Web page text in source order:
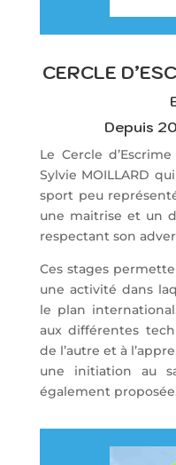
CERCLE
Depuis
Le Cercle
Sylvie MOILLARD
sport peu
une maitrise et un
respectant son
Ces stages
une activité dans
le plan
aux différentes
de l’autre et à
une initiation au
également